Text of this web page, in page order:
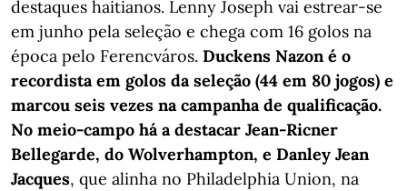
destaques haitianos. Lenny Joseph vai estrear-se
em junho pela seleção e chega com 16 golos na
época pelo Ferencváros. Duckens Nazon é o
recordista em golos da seleção (44 em 80 jogos) e
marcou seis vezes na campanha de qualificação.
No meio-campo há a destacar Jean-Ricner
Bellegarde, do Wolverhampton, e Danley Jean
Jacques, que alinha no Philadelphia Union, na